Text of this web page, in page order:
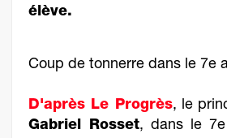
élève.
Coup de tonnerre dans le 7e
D'après Le Progrès, le
Gabriel Rosset, dans le 7e